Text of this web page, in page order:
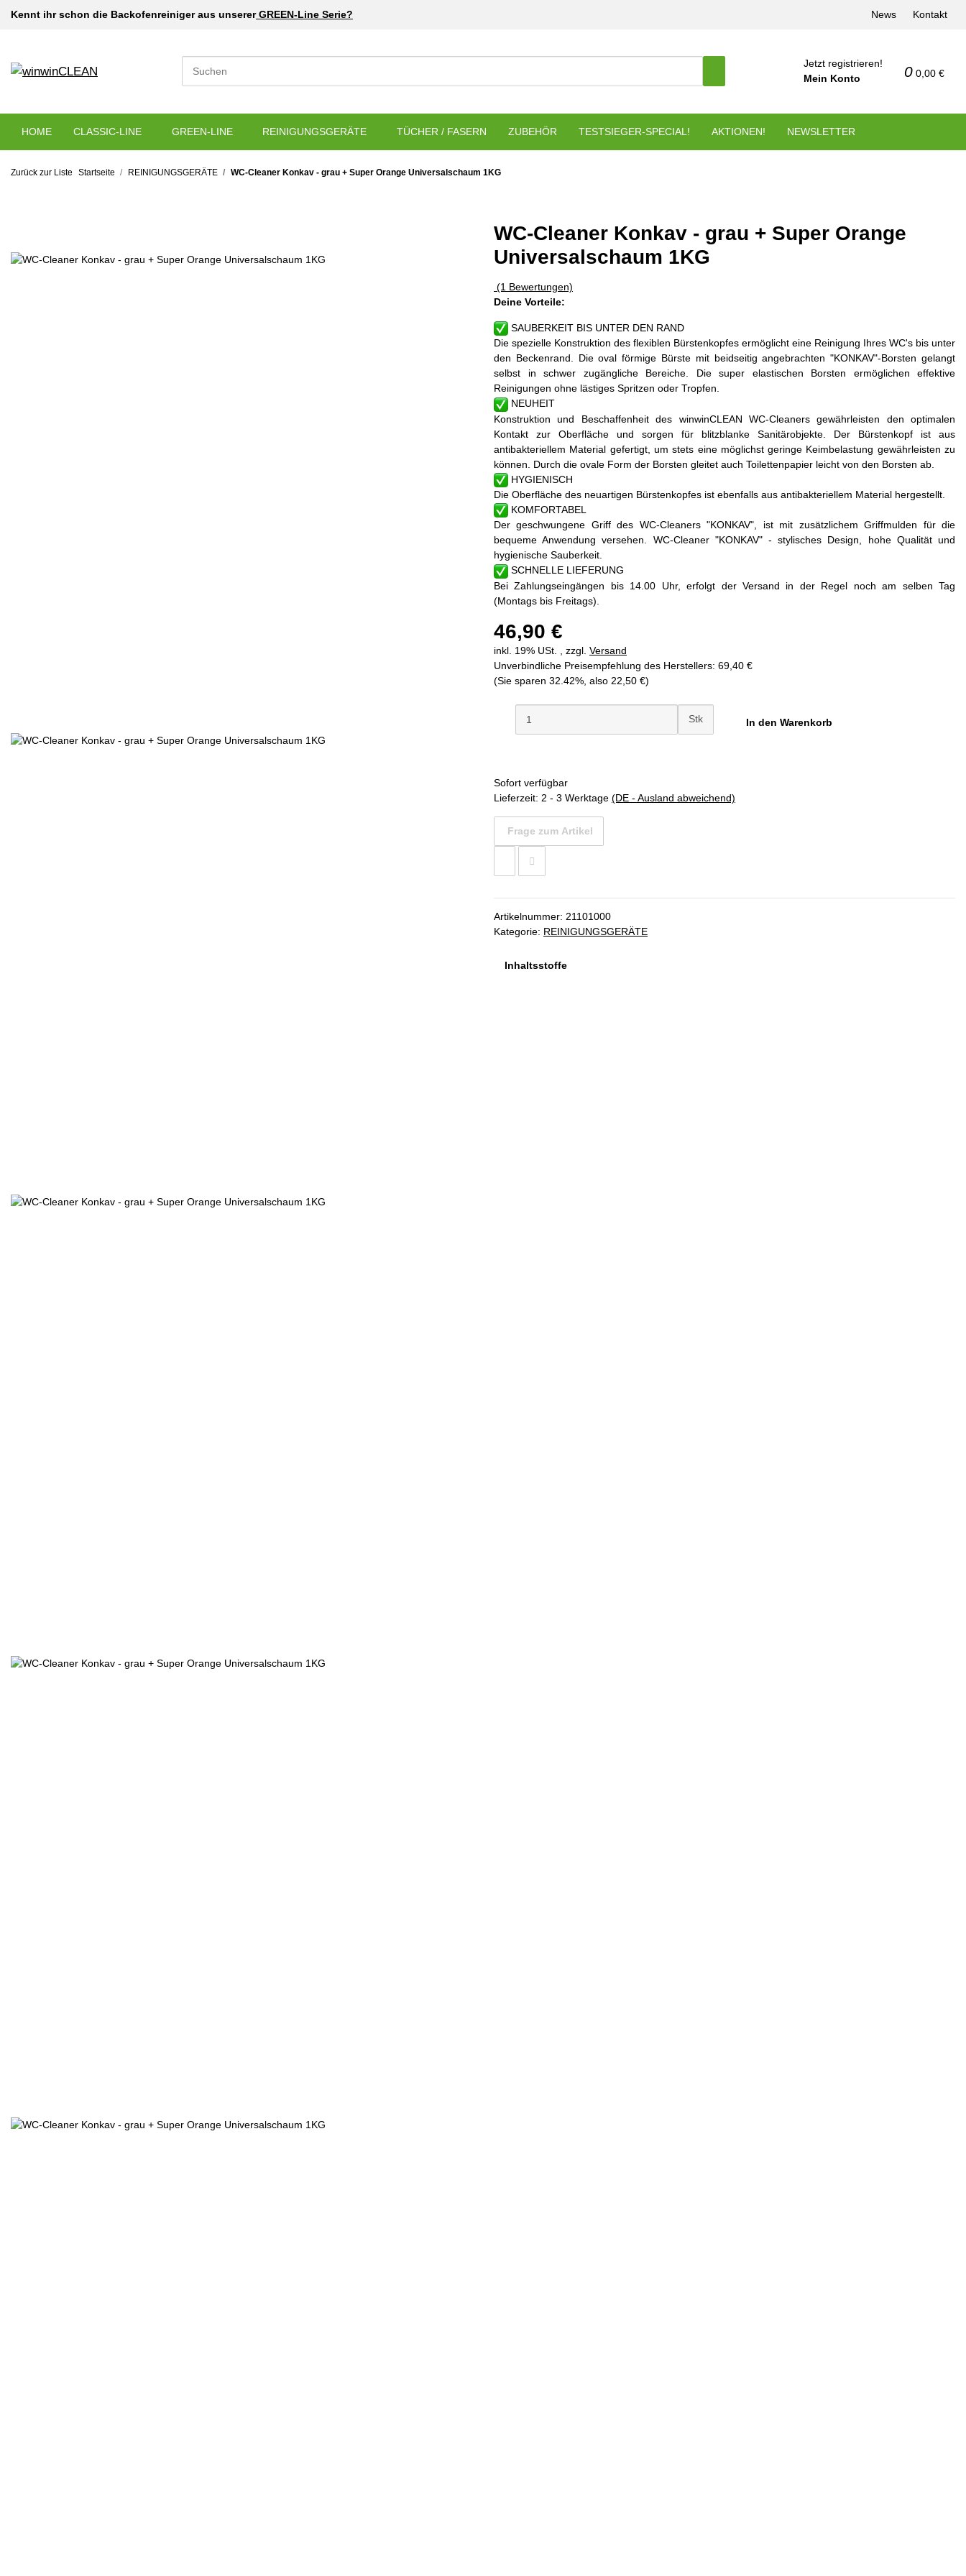
News Kontakt
Kennt ihr schon die Backofenreiniger aus unsererGREEN-Line Serie?
Jetzt registrieren!
Mein Konto
0 0,00 €
CLASSIC-LINE GREEN-LINE REINIGUNGSGERÄTE TÜCHER / FASERN ZUBEHÖR TESTSIEGER-SPECIAL! AKTIONEN!
HOME NEWSLETTER
Zurück zur Liste Startseite REINIGUNGSGERÄTE WC-Cleaner Konkav - grau + Super Orange Universalschaum 1KG
WC-Cleaner Konkav - grau + Super Orange
Universalschaum 1KG
(1 Bewertungen)
Deine Vorteile:
SAUBERKEIT BIS UNTER DEN RAND
Die spezielle Konstruktion des flexiblen Bürstenkopfes ermöglicht eine Reinigung Ihres WC's bis unter
den Beckenrand. Die oval förmige Bürste mit beidseitig angebrachten "KONKAV"-Borsten gelangt
selbst in schwer zugängliche Bereiche. Die super elastischen Borsten ermöglichen effektive
Reinigungen ohne lästiges Spritzen oder Tropfen.
NEUHEIT
Konstruktion und Beschaffenheit des winwinCLEAN WC-Cleaners gewährleisten den optimalen
Kontakt zur Oberfläche und sorgen für blitzblanke Sanitärobjekte. Der Bürstenkopf ist aus
antibakteriellem Material gefertigt, um stets eine möglichst geringe Keimbelastung gewährleisten zu
können. Durch die ovale Form der Borsten gleitet auch Toilettenpapier leicht von den Borsten ab.
HYGIENISCH
Die Oberfläche des neuartigen Bürstenkopfes ist ebenfalls aus antibakteriellem Material hergestellt.
KOMFORTABEL
Der geschwungene Griff des WC-Cleaners "KONKAV", ist mit zusätzlichem Griffmulden für die
bequeme Anwendung versehen. WC-Cleaner "KONKAV" - stylisches Design, hohe Qualität und
hygienische Sauberkeit.
SCHNELLE LIEFERUNG
Bei Zahlungseingängen bis 14.00 Uhr, erfolgt der Versand in der Regel noch am selben Tag
(Montags bis Freitags).
46,90 €
inkl. 19% USt. , zzgl. Versand
Unverbindliche Preisempfehlung des Herstellers: 69,40 €
(Sie sparen 32.42% , also 22,50 €)
Stk In den Warenkorb
Sofort verfügbar
Lieferzeit: 2 - 3 Werktage (DE - Ausland abweichend)
Frage zum Artikel
Artikelnummer: 21101000
Kategorie: REINIGUNGSGERÄTE
Inhaltsstoffe